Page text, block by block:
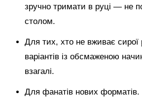
зручно тримати в руці — не
столом.
Для тих, хто не вживає сирої
варіантів із обсмаженою
взагалі.
Для фанатів нових